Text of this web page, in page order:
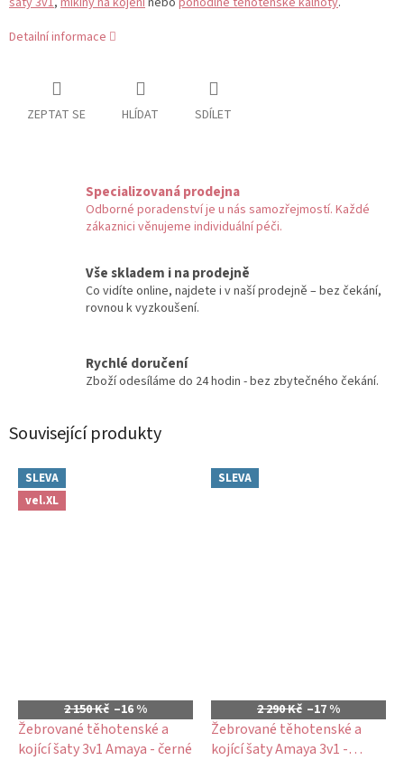
Detailní informace
ZEPTAT SE HLÍDAT SDÍLET
Specializovaná prodejna
Odborné poradenství je u nás samozřejmostí. Každé
zákaznici věnujeme individuální péči.
Vše skladem i na prodejně
Co vidíte online, najdete i v naší prodejně – bez čekání,
rovnou k vyzkoušení.
Rychlé doručení
Zboží odesíláme do 24 hodin - bez zbytečného čekání.
Související produkty
SLEVA
vel.XL
2 150 Kč –16 %
Žebrované těhotenské a
kojící šaty 3v1 Amaya - černé
SLEVA
2 290 Kč –17 %
Žebrované těhotenské a
kojící šaty Amaya 3v1 -